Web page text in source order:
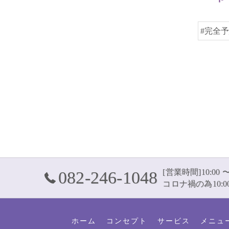
#完全
082-246-1048
[営業時間]10:00
コロナ禍の為
ホーム コンセプト サービス メニュ